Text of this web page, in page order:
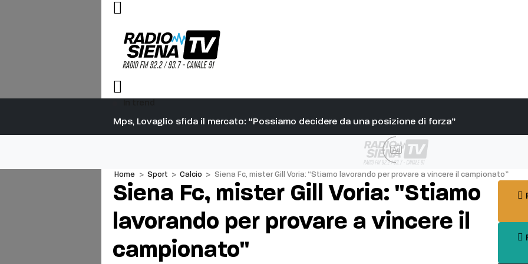
Mps, Lovaglio sfida il mercato: “Possiamo decidere da una posizione di forza”
Ad
Home > Sport > Calcio > Siena Fc, mister Gill Voria: “Stiamo lavorando per provare a vincere il campionato”
Siena Fc, mister Gill Voria: "Stiamo
lavorando per provare a vincere il
campionato"